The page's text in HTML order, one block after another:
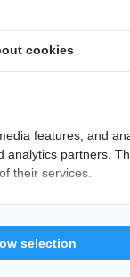
zit in de
ontvangen via
is zo’n
relatief efficiënt
Omdat
worden
in
dagelijkse
cookies
features, and
partners.
their services.
selection